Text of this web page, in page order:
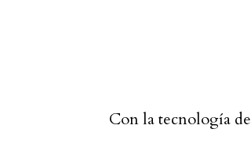
Con la tecnología de